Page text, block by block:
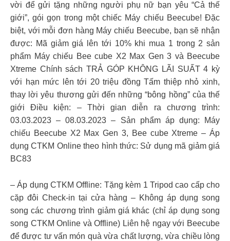
vời để gửi tặng những người phụ nữ bạn yêu “Cả thế
giới”, gói gọn trong một chiếc Máy chiếu Beecube! Đặc
biệt, với mỗi đơn hàng Máy chiếu Beecube, bạn sẽ nhận
được: Mã giảm giá lên tới 10% khi mua 1 trong 2 sản
phẩm Máy chiếu Bee cube X2 Max Gen 3 và Beecube
Xtreme Chính sách TRẢ GÓP KHÔNG LÃI SUẤT 4 kỳ
với hạn mức lên tới 20 triệu đồng Tấm thiệp nhỏ xinh,
thay lời yêu thương gửi đến những “bông hồng” của thế
giới Điều kiện: – Thời gian diễn ra chương trình:
03.03.2023 – 08.03.2023 – Sản phẩm áp dụng: Máy
chiếu Beecube X2 Max Gen 3, Bee cube Xtreme – Áp
dụng CTKM Online theo hình thức: Sử dụng mã giảm giá
BC83
– Áp dụng CTKM Offline: Tặng kèm 1 Tripod cao cấp cho
cặp đôi Check-in tại cửa hàng – Không áp dụng song
song các chương trình giảm giá khác (chỉ áp dụng song
song CTKM Online và Offline) Liên hệ ngay với Beecube
để được tư vấn món quà vừa chất lượng, vừa chiều lòng